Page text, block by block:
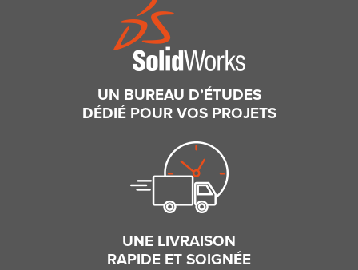
UN BUREAU D’ÉTUDES
DÉDIÉ POUR VOS PROJETS
UNE LIVRAISON
RAPIDE ET SOIGNÉE